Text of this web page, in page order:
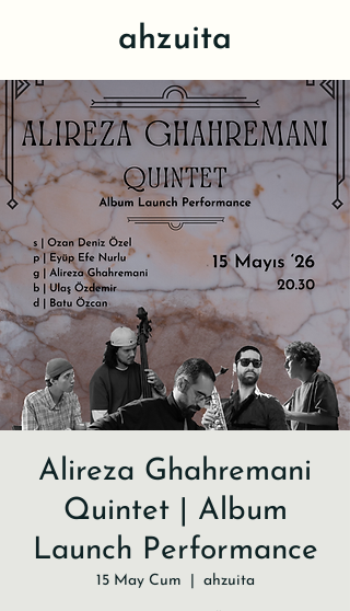
ahzuita
Alireza Ghahremani
Quintet | Album
Launch Performance
15 May Cum ahzuita